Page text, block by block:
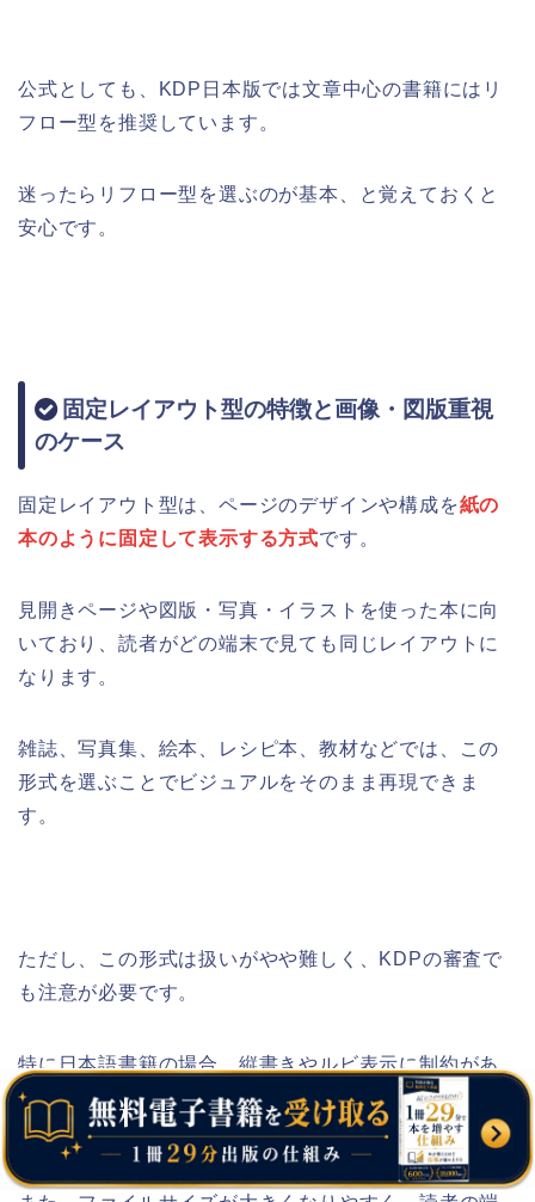
公式としても、KDP日本版では文章中心の書籍にはリ
フロー型を推奨しています。
迷ったらリフロー型を選ぶのが基本、と覚えておくと
安心です。
固定レイアウト型の特徴と画像・図版重視
のケース
固定レイアウト型は、ページのデザインや構成を紙の
本のように固定して表示する方式です。
見開きページや図版・写真・イラストを使った本に向
いており、読者がどの端末で見ても同じレイアウトに
なります。
雑誌、写真集、絵本、レシピ本、教材などでは、この
形式を選ぶことでビジュアルをそのまま再現できま
す。
ただし、この形式は扱いがやや難しく、KDPの審査で
も注意が必要です。
特に日本語書籍の場合、縦書きやルビ表示に制約があ
り、正しく設定しないと文字化けが起きることがあり
ます。